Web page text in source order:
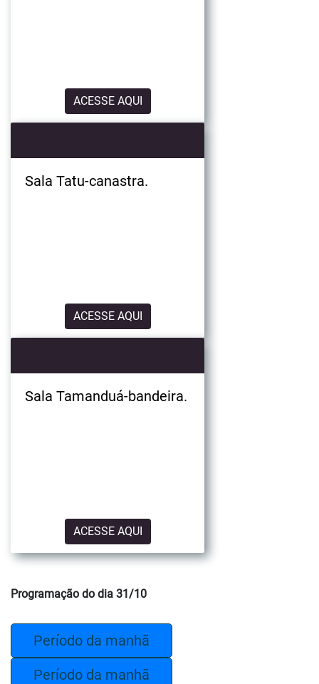
ACESSE AQUI
Sala Tatu-canastra.
ACESSE AQUI
Sala Tamanduá-bandeira.
ACESSE AQUI
Programação do dia 31/10
Período da manhã
Período da manhã